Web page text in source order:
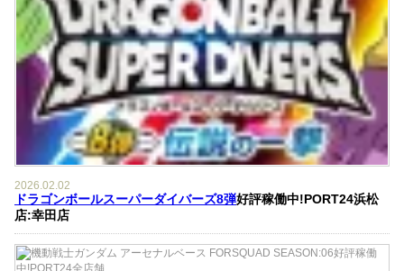
2026.02.02
ドラゴンボールスーパーダイバーズ8弾好評稼働中!PORT24浜松
店:幸田店